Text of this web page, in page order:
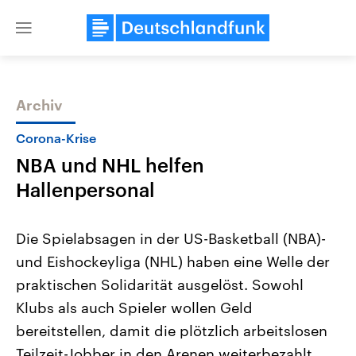
Close
Themen
Landtagswahl Sachsen-Anhalt
2026
Alle Informationen
Sachsen-Anhalt wählt am 6.
September 2026 einen neuen
Landtag. Seit 2021 wird das
Bundesland von einer Koalition aus
USA
Aktuelle Beiträge,
Hintergründe
Wirtschaftlich und
gehören die Vereinigten
den mächtigsten Ländern
mit großem Einfluss auf
Archiv
Corona-Krise
NBA und NHL helfen
Hallenpersonal
Die Spielabsagen in der US-Basketball (NBA)-
und Eishockeyliga (NHL) haben eine Welle der
praktischen Solidarität ausgelöst. Sowohl
Klubs als auch Spieler wollen Geld
bereitstellen, damit die plötzlich arbeitslosen